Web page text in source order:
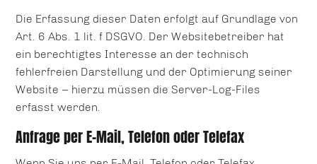
Die Erfassung dieser Daten erfolgt auf Grundlage von
Art. 6 Abs. 1 lit. f DSGVO. Der Websitebetreiber hat
ein berechtigtes Interesse an der technisch
fehlerfreien Darstellung und der Optimierung seiner
Website – hierzu müssen die Server-Log-Files
erfasst werden.
Anfrage per E-Mail, Telefon oder Telefax